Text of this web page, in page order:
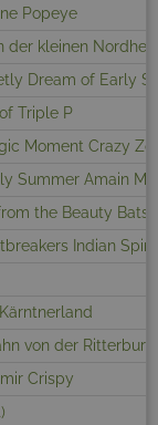
Popeye
der kleinen
Dream of Early
Triple P
Moment Crazy
Summer Amain
the Beauty Bats
Indian Spirit
von der Ritterburg
Crispy